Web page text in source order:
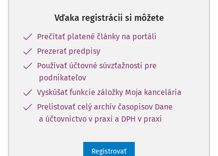
Vďaka registrácii si môžete
Prečítať platené články na portáli
Prezerať predpisy
Používať účtovné súvzťažnosti pre
podnikateľov
Vyskúšať funkcie záložky Moja kancelária
Prelistovať celý archív časopisov Dane
a účtovníctvo v praxi a DPH v praxi
Registrovať